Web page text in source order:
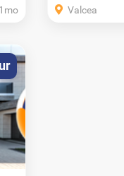
1mo Valcea